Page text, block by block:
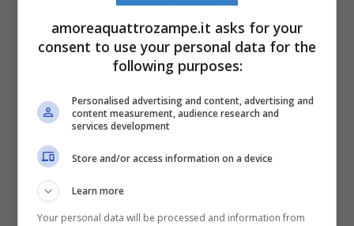
scorso mese di ottobre, quando circa una
trentina di esemplari di Caretta Caretta era
giunta sulle spiagge adriatiche priva di vita.
Ed anche in quell’occasione Fondazione
Riccione si era attivata immediatamente.
amoreaquattrozampe.it asks for your
consent to use your personal data for the
following purposes:
Personalised advertising and content, advertising and
content measurement, audience research and
services development
Store and/or access information on a device
Learn more
Your personal data will be processed and information from